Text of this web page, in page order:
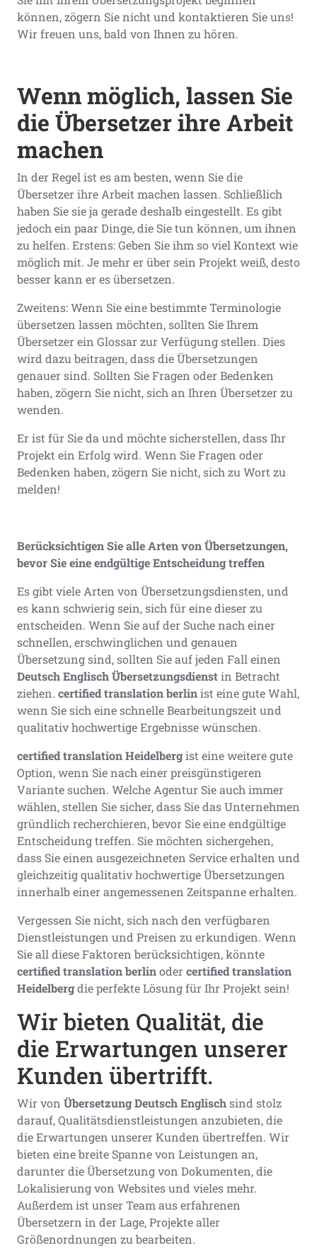
können, zögern Sie nicht und kontaktieren Sie uns!
Wir freuen uns, bald von Ihnen zu hören.
Wenn möglich, lassen Sie
die Übersetzer ihre Arbeit
machen
In der Regel ist es am besten, wenn Sie die
Übersetzer ihre Arbeit machen lassen. Schließlich
haben Sie sie ja gerade deshalb eingestellt. Es gibt
jedoch ein paar Dinge, die Sie tun können, um ihnen
zu helfen. Erstens: Geben Sie ihm so viel Kontext wie
möglich mit. Je mehr er über sein Projekt weiß, desto
besser kann er es übersetzen.
Zweitens: Wenn Sie eine bestimmte Terminologie
übersetzen lassen möchten, sollten Sie Ihrem
Übersetzer ein Glossar zur Verfügung stellen. Dies
wird dazu beitragen, dass die Übersetzungen
genauer sind. Sollten Sie Fragen oder Bedenken
haben, zögern Sie nicht, sich an Ihren Übersetzer zu
wenden.
Er ist für Sie da und möchte sicherstellen, dass Ihr
Projekt ein Erfolg wird. Wenn Sie Fragen oder
Bedenken haben, zögern Sie nicht, sich zu Wort zu
melden!
Berücksichtigen Sie alle Arten von Übersetzungen,
bevor Sie eine endgültige Entscheidung treffen
Es gibt viele Arten von Übersetzungsdiensten, und
es kann schwierig sein, sich für eine dieser zu
entscheiden. Wenn Sie auf der Suche nach einer
schnellen, erschwinglichen und genauen
Übersetzung sind, sollten Sie auf jeden Fall einen
Deutsch Englisch Übersetzungsdienstin Betracht
ziehen. certified translation berlinist eine gute Wahl,
wenn Sie sich eine schnelle Bearbeitungszeit und
qualitativ hochwertige Ergebnisse wünschen.
certified translation Heidelbergist eine weitere gute
Option, wenn Sie nach einer preisgünstigeren
Variante suchen. Welche Agentur Sie auch immer
wählen, stellen Sie sicher, dass Sie das Unternehmen
gründlich recherchieren, bevor Sie eine endgültige
Entscheidung treffen. Sie möchten sichergehen,
dass Sie einen ausgezeichneten Service erhalten und
gleichzeitig qualitativ hochwertige Übersetzungen
innerhalb einer angemessenen Zeitspanne erhalten.
Vergessen Sie nicht, sich nach den verfügbaren
Dienstleistungen und Preisen zu erkundigen. Wenn
Sie all diese Faktoren berücksichtigen, könnte
certified translation berlinodercertified translation
Heidelbergdie perfekte Lösung für Ihr Projekt sein!
Wir bieten Qualität, die
die Erwartungen unserer
Kunden übertrifft.
Wir von Übersetzung Deutsch Englischsind stolz
darauf, Qualitätsdienstleistungen anzubieten, die
die Erwartungen unserer Kunden übertreffen. Wir
bieten eine breite Spanne von Leistungen an,
darunter die Übersetzung von Dokumenten, die
Lokalisierung von Websites und vieles mehr.
Außerdem ist unser Team aus erfahrenen
Übersetzern in der Lage, Projekte aller
Größenordnungen zu bearbeiten.